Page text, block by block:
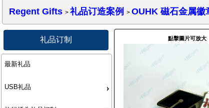
Regent Gifts >礼品订造案例 >OUHK 磁石金属徽
礼品订制
最新礼品
USB礼品
點擊圖片可放大